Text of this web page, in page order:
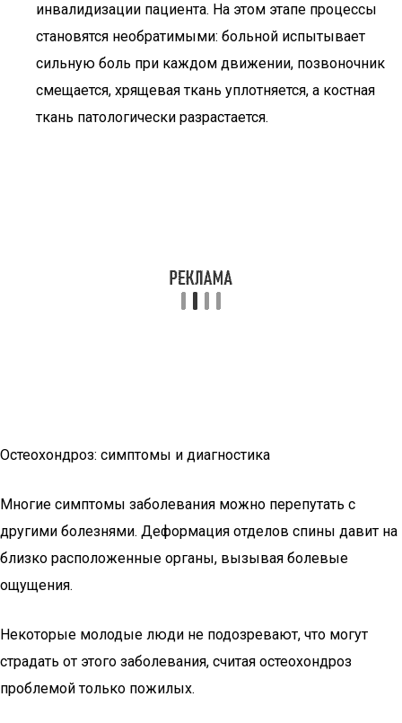
инвалидизации пациента. На этом этапе процессы
становятся необратимыми: больной испытывает
сильную боль при каждом движении, позвоночник
смещается, хрящевая ткань уплотняется, а костная
ткань патологически разрастается.
Остеохондроз: симптомы и диагностика
Многие симптомы заболевания можно перепутать с
другими болезнями. Деформация отделов спины давит на
близко расположенные органы, вызывая болевые
ощущения.
Некоторые молодые люди не подозревают, что могут
страдать от этого заболевания, считая остеохондроз
проблемой только пожилых.